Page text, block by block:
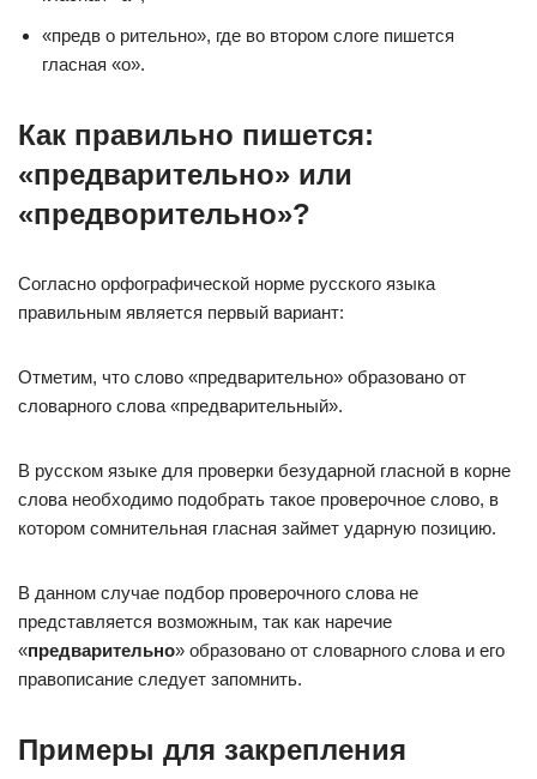
«предв о рительно», где во втором слоге пишется
гласная «о».
Как правильно пишется:
«предварительно» или
«предворительно»?
Согласно орфографической норме русского языка
правильным является первый вариант:
Отметим, что слово «предварительно» образовано от
словарного слова «предварительный».
В русском языке для проверки безударной гласной в корне
слова необходимо подобрать такое проверочное слово, в
котором сомнительная гласная займет ударную позицию.
В данном случае подбор проверочного слова не
представляется возможным, так как наречие
«предварительно» образовано от словарного слова и его
правописание следует запомнить.
Примеры для закрепления